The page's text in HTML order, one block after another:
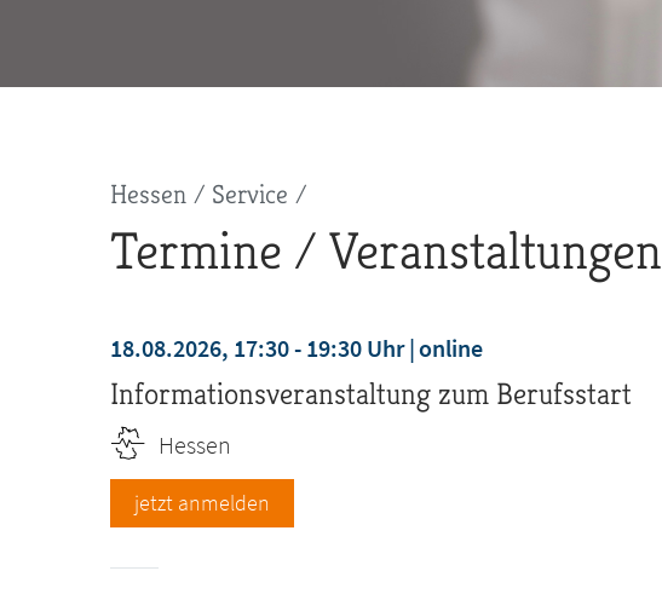
Pfadnavigation
Hessen Service
Termine / Veranstaltungen
18.08.2026, 17:30 - 19:30 Uhr online
Informationsveranstaltung zum Berufsstart
Hessen
jetzt anmelden